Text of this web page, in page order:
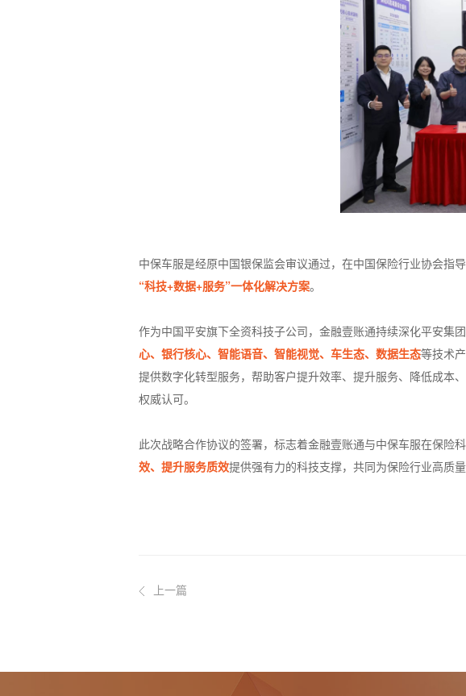
中保车服是经原中国银保监会审议通过，在中国保险行业协会指
“科技+数据+服务”一体化解决方案。
作为中国平安旗下全资科技子公司，金融壹账通持续深化平安集
心、银行核心、智能语音、智能视觉、车生态、数据生态等技术
提供数字化转型服务，帮助客户提升效率、提升服务、降低成本
权威认可。
此次战略合作协议的签署，标志着金融壹账通与中保车服在保险
效、提升服务质效提供强有力的科技支撑，共同为保险行业高质
上一篇